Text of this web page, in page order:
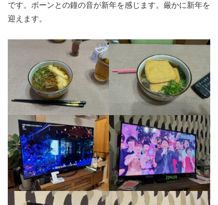
です。ボーンとの鐘の音が新年を感じます。厳かに新年を
迎えます。